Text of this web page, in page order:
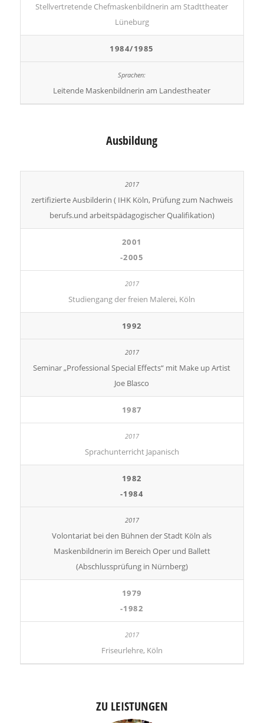
Stellvertretende Chefmaskenbildnerin am Stadttheater
Lüneburg
1984/1985
Leitende Maskenbildnerin am Landestheater
Ausbildung
zertifizierte Ausbilderin ( IHK Köln, Prüfung zum Nachweis
berufs.und arbeitspädagogischer Qualifikation)
2001
-2005
Studiengang der freien Malerei, Köln
1992
Seminar „Professional Special Effects“ mit Make up Artist
Joe Blasco
1987
Sprachunterricht Japanisch
1982
-1984
Volontariat bei den Bühnen der Stadt Köln als
Maskenbildnerin im Bereich Oper und Ballett
(Abschlussprüfung in Nürnberg)
1979
-1982
Friseurlehre, Köln
ZU LEISTUNGEN